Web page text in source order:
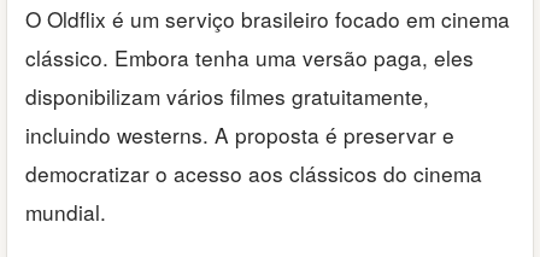
O Oldflix é um serviço brasileiro focado em cinema
clássico. Embora tenha uma versão paga, eles
disponibilizam vários filmes gratuitamente,
incluindo westerns. A proposta é preservar e
democratizar o acesso aos clássicos do cinema
mundial.